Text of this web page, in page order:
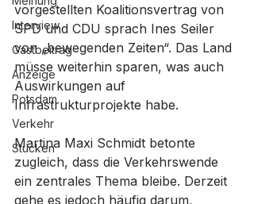
Interview
Gastbeitrag
Anzeige
Potsdam
Verkehr
Stücken
vorgestellten Koalitionsvertrag von
SPD und CDU sprach Ines Seiler
von „bewegenden Zeiten“. Das Land
müsse weiterhin sparen, was auch
Auswirkungen auf
Infrastrukturprojekte habe.
Martina Maxi Schmidt betonte
zugleich, dass die Verkehrswende
ein zentrales Thema bleibe. Derzeit
gehe es jedoch häufig darum,